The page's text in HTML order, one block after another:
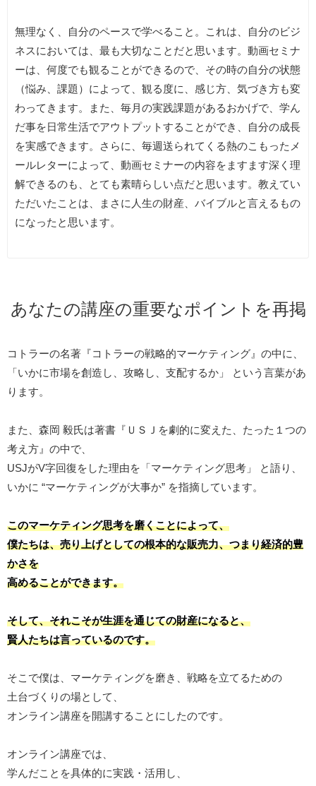
無理なく、自分のペースで学べること。これは、自分のビジ
ネスにおいては、最も大切なことだと思います。動画セミナ
ーは、何度でも観ることができるので、その時の自分の状態
（悩み、課題）によって、観る度に、感じ方、気づき方も変
わってきます。また、毎月の実践課題があるおかげで、学ん
だ事を日常生活でアウトプットすることができ、自分の成長
を実感できます。さらに、毎週送られてくる熱のこもったメ
ールレターによって、動画セミナーの内容をますます深く理
解できるのも、とても素晴らしい点だと思います。教えてい
ただいたことは、まさに人生の財産、バイブルと言えるもの
になったと思います。
あなたの講座の重要なポイントを再掲
コトラーの名著『コトラーの戦略的マーケティング』の中に、
「いかに市場を創造し、攻略し、支配するか」 という言葉があ
ります。
また、森岡 毅氏は著書『ＵＳＪを劇的に変えた、たった１つの
考え方』の中で、
USJがV字回復をした理由を「マーケティング思考」 と語り、
いかに “マーケティングが大事か” を指摘しています。
このマーケティング思考を磨くことによって、
僕たちは、売り上げとしての根本的な販売力、つまり経済的豊
かさを
高めることができます。
そして、それこそが生涯を通じての財産になると、
賢人たちは言っているのです。
そこで僕は、マーケティングを磨き、戦略を立てるための
土台づくりの場として、
オンライン講座を開講することにしたのです。
オンライン講座では、
学んだことを具体的に実践・活用し、